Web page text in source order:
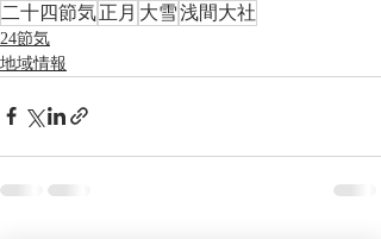
二十四節気正月 大雪浅間大社
24節気
地域情報